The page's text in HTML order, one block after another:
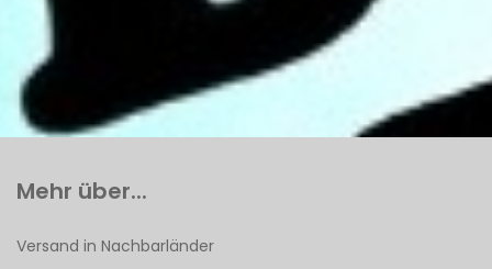
Mehr über...
Versand in Nachbarländer